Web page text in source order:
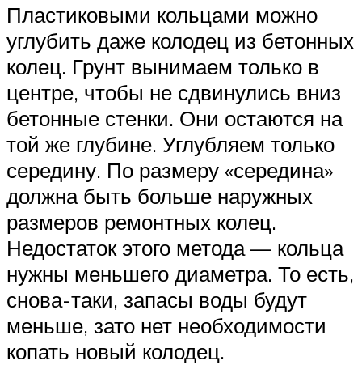
Пластиковыми кольцами можно
углубить даже колодец из бетонных
колец. Грунт вынимаем только в
центре, чтобы не сдвинулись вниз
бетонные стенки. Они остаются на
той же глубине. Углубляем только
середину. По размеру «середина»
должна быть больше наружных
размеров ремонтных колец.
Недостаток этого метода — кольца
нужны меньшего диаметра. То есть,
снова-таки, запасы воды будут
меньше, зато нет необходимости
копать новый колодец.